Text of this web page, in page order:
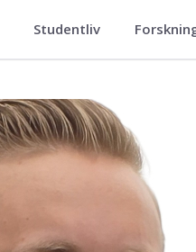
Studentliv